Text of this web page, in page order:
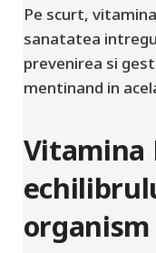
Pe scurt,
sanatatea
prevenirea si
mentinand in
Vitamina
organism